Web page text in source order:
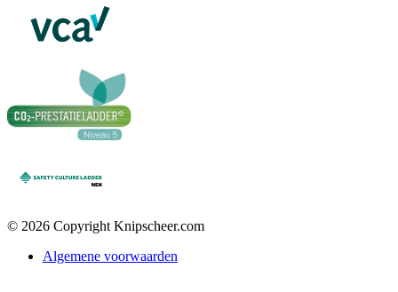
© 2026 Copyright Knipscheer.com
Algemene voorwaarden